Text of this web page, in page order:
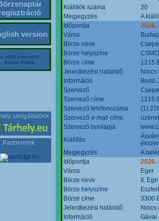
version
oldalt készítette:
Kriska Ádám
szolgáltatónk
Partnereink:
Kiállítók száma
20
Megjegyzés
A
Időpontja
2026.
Város
Börze neve
Börze helyszíne
Börze címe
1215
Jelentkezési határidő
Nincs
Információ
Bodó
Szervező
Szervező címe
1215
Szervező telefonszáma
(1)
Szervező e-mail címe
Szervező honlapja
Kiállítás
Megjegyzés
A
Időpontja
2026.
Város
Eger
Börze neve
II.
Börze helyszíne
Börze címe
3300
Jelentkezési határidő
Nincs
Információ
Gávai